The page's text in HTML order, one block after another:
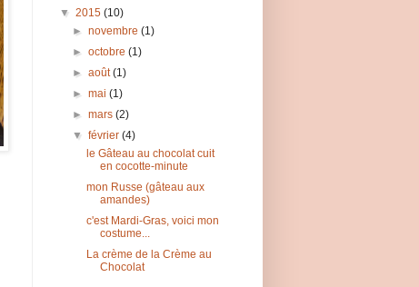
▼ 2015 (10)
►novembre(1)
►octobre(1)
►août(1)
►mai(1)
►mars(2)
▼février(4)
le Gâteau au chocolat cuit
en cocotte-minute
mon Russe (gâteau aux
amandes)
c'est Mardi-Gras, voici mon
costume...
La crème de la Crème au
Chocolat